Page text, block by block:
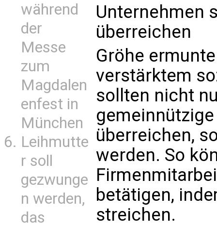
während
der
Messe
zum
Magdalen
enfest in
München
Leihmutte
r soll
gezwunge
n werden,
das
Unternehmen
überreichen
Gröhe
verstärktem
sollten nicht
überreichen,
werden. So
betätigen,
streichen.